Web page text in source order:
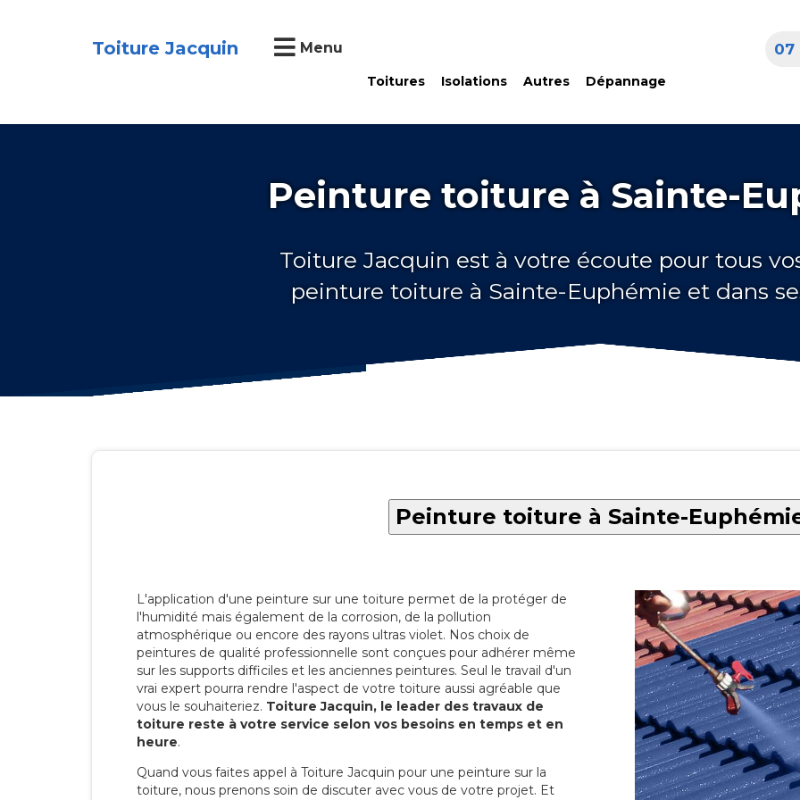
Toiture Jacquin Menu
Toitures Isolations Autres Dépannage
07
Peinture toiture à Sainte-
Toiture Jacquin est à votre écoute pour tous
peinture toiture à Sainte-Euphémie et dans
Peinture toiture à Sainte-
L'application d'une peinture sur une toiture permet de la protéger de
l'humidité mais également de la corrosion, de la pollution
atmosphérique ou encore des rayons ultras violet. Nos choix de
peintures de qualité professionnelle sont conçues pour adhérer même
sur les supports difficiles et les anciennes peintures. Seul le travail d'un
vrai expert pourra rendre l'aspect de votre toiture aussi agréable que
vous le souhaiteriez. Toiture Jacquin, le leader des travaux de
toiture reste à votre service selon vos besoins en temps et en
heure.
Quand vous faites appel à Toiture Jacquin pour une peinture sur la
toiture, nous prenons soin de discuter avec vous de votre projet. Et